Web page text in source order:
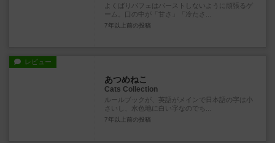
よくばりパフェはバーストしないように頑張るゲ
ーム。口の中が「甘さ」「冷たさ...
7年以上前 の投稿
レビュー
あつめねこ
Cats Collection
ルールブックが、英語がメインで日本語の字は小
さいし、水色地に白い字なのでち...
7年以上前 の投稿